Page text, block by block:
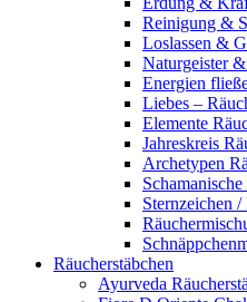
Reinigung &
Loslassen &
Naturgeister &
Energien
Liebes –
Elemente
Jahreskreis
Archetypen
Sternzeichen /
Räucherstäbchen
Ayurveda